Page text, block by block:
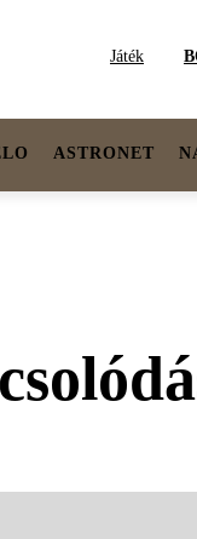
Játék
ASTRONET